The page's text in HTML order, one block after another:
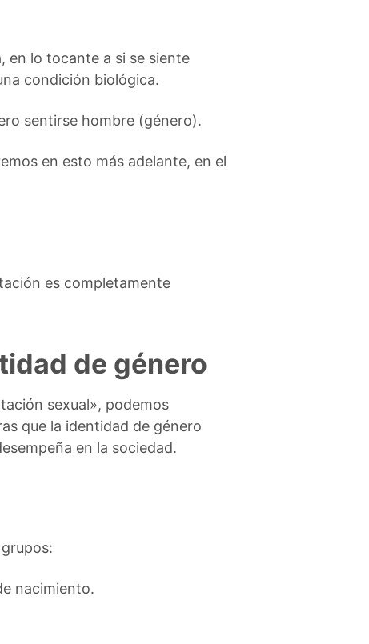
en lo tocante a si se siente
condición biológica.
sentirse hombre (género).
en esto más adelante, en el
es completamente
de género
sexual», podemos
que la identidad de género
en la sociedad.
nacimiento.